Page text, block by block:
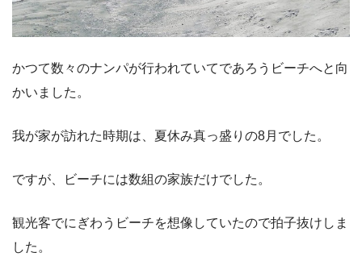
かつて数々のナンパが行われていてであろうビーチへと向
かいました。
我が家が訪れた時期は、夏休み真っ盛りの8月でした。
ですが、ビーチには数組の家族だけでした。
観光客でにぎわうビーチを想像していたので拍子抜けしま
した。